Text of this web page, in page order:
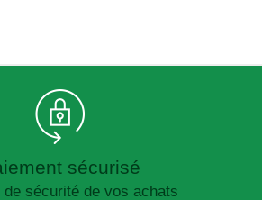
sécurisé
de sécurité de vos achats